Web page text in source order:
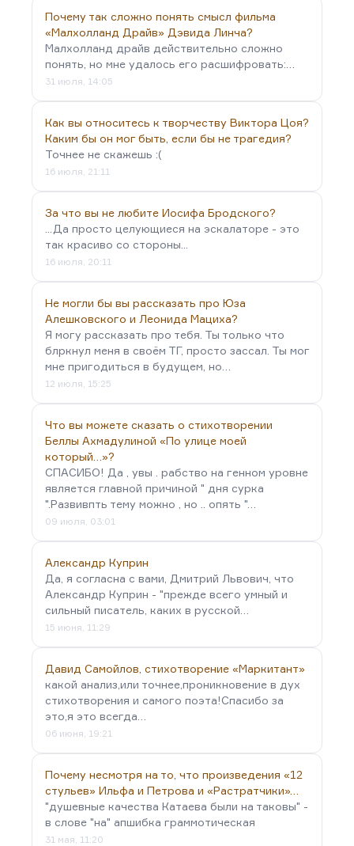
Почему так сложно понять смысл фильма
«Малхолланд Драйв» Дэвида Линча?
Малхолланд драйв действительно сложно
понять, но мне удалось его расшифровать:…
31 июля, 14:05
Как вы относитесь к творчеству Виктора Цоя?
Каким бы он мог быть, если бы не трагедия?
Точнее не скажешь :(
16 июля, 21:11
За что вы не любите Иосифа Бродского?
...Да просто целующиеся на эскалаторе - это
так красиво со стороны...
16 июля, 20:11
Не могли бы вы рассказать про Юза
Алешковского и Леонида Мациха?
Я могу рассказать про тебя. Ты только что
блркнул меня в своём ТГ, просто зассал. Ты мог
мне пригодиться в будущем, но…
12 июля, 15:25
Что вы можете сказать о стихотворении
Беллы Ахмадулиной «По улице моей
который…»?
СПАСИБО! Да , увы . рабство на генном уровне
является главной причиной " дня сурка
".Развивпть тему можно , но .. опять "…
09 июля, 03:01
Александр Куприн
Да, я согласна с вами, Дмитрий Львович, что
Александр Куприн - "прежде всего умный и
сильный писатель, каких в русской…
15 июня, 11:29
Давид Самойлов, стихотворение «Маркитант»
какой анализ,или точнее,проникновение в дух
стихотворения и самого поэта!Спасибо за
это,я это всегда…
06 июня, 19:21
Почему несмотря на то, что произведения «12
стульев» Ильфа и Петрова и «Растратчики»…
"душевные качества Катаева были на таковы" -
в слове "на" апшибка граммотическая
31 мая, 11:20